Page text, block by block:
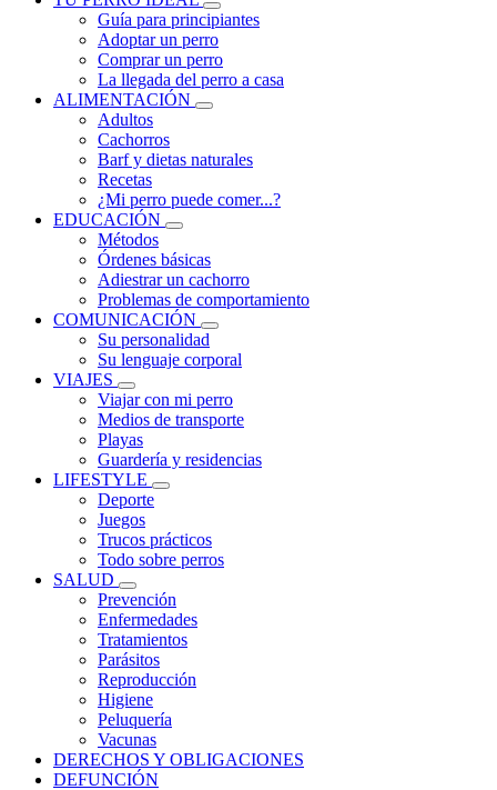
Guía para principiantes
Adoptar un perro
Comprar un perro
La llegada del perro a casa
ALIMENTACIÓN
Adultos
Cachorros
Barf y dietas naturales
Recetas
¿Mi perro puede comer...?
EDUCACIÓN
Métodos
Órdenes básicas
Adiestrar un cachorro
Problemas de comportamiento
COMUNICACIÓN
Su personalidad
Su lenguaje corporal
VIAJES
Viajar con mi perro
Medios de transporte
Playas
Guardería y residencias
LIFESTYLE
Deporte
Juegos
Trucos prácticos
Todo sobre perros
SALUD
Prevención
Enfermedades
Tratamientos
Parásitos
Reproducción
Higiene
Peluquería
Vacunas
DERECHOS Y OBLIGACIONES
DEFUNCIÓN